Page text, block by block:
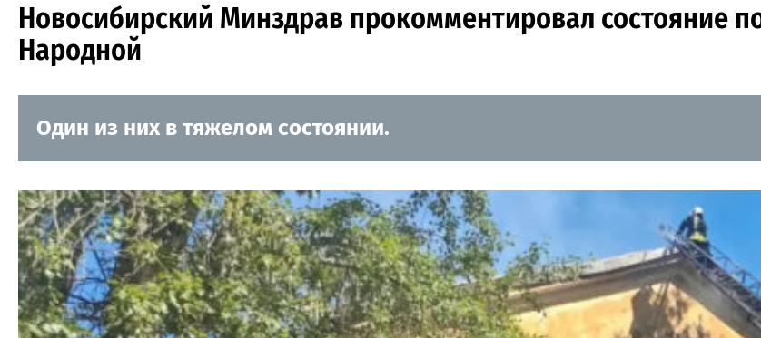
Новосибирский Минздрав прокомментировал состояние
Народной
Один из них в тяжелом состоянии.